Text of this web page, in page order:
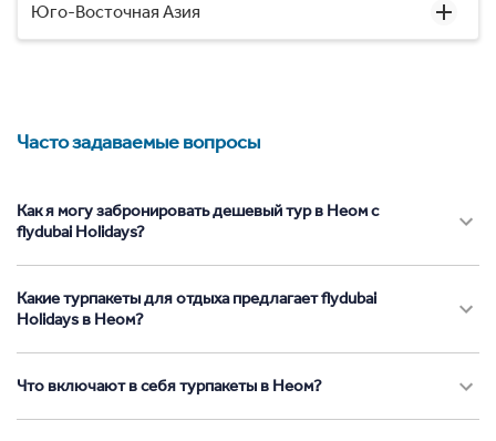
Юго-Восточная Азия
Часто задаваемые вопросы
Как я могу забронировать дешевый тур в Неом с
flydubai Holidays?
Какие турпакеты для отдыха предлагает flydubai
Holidays в Неом?
Что включают в себя турпакеты в Неом?